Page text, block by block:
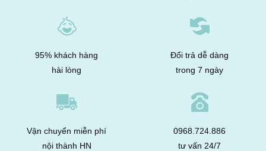
95% khách hàng
hài lòng
Đổi trả dễ dàng
trong 7 ngày
Vận chuyển miễn phí
nội thành HN
0968.724.886
tư vấn 24/7